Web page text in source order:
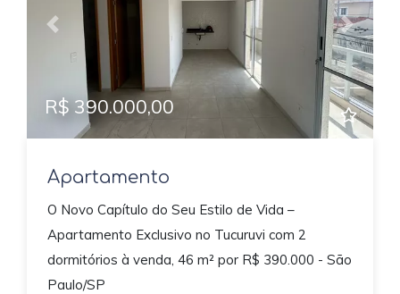
Previous Next
R$ 390.000,00
Apartamento
O Novo Capítulo do Seu Estilo de Vida –
Apartamento Exclusivo no Tucuruvi com 2
dormitórios à venda, 46 m² por R$ 390.000 - São
Paulo/SP